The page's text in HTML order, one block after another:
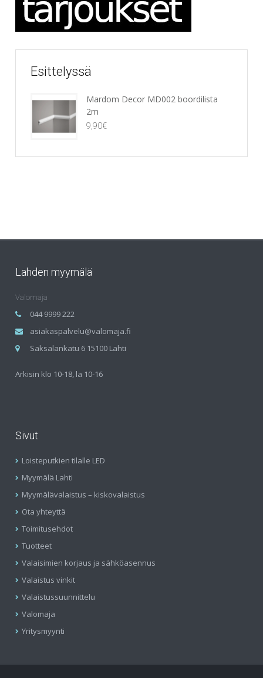
Esittelyssä
Mardom Decor MD002 boordilista
2m
9,90€
Lahden myymälä
Valomaja
044 9999 222
asiakaspalvelu@valomaja.fi
Saksalankatu 6 15100 Lahti
Arkisin klo 10-18, la 10-16
Sivut
Loisteputkien tilalle LED
Myymälä Lahti
Myymälävalaistus – kiskovalaistus
Ota yhteyttä
Toimitusehdot
Tuotteet
Valaisimien korjaus ja sähköasennus
Valaistus vinkit
Valaistussuunnittelu
Valomaja
Yritysmyynti